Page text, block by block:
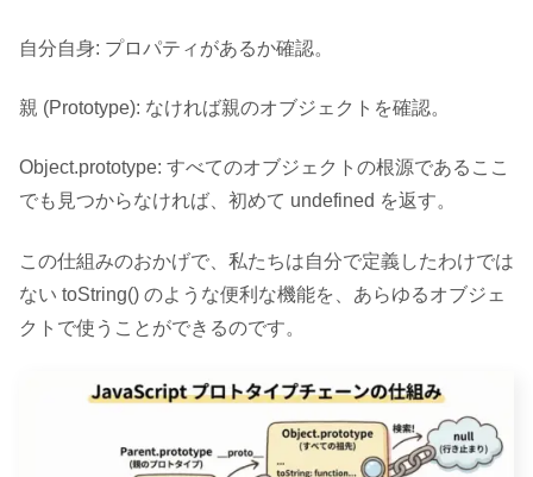
自分自身: プロパティがあるか確認。
親 (Prototype): なければ親のオブジェクトを確認。
Object.prototype: すべてのオブジェクトの根源であるここ
でも見つからなければ、初めて undefined を返す。
この仕組みのおかげで、私たちは自分で定義したわけでは
ない toString() のような便利な機能を、あらゆるオブジェ
クトで使うことができるのです。